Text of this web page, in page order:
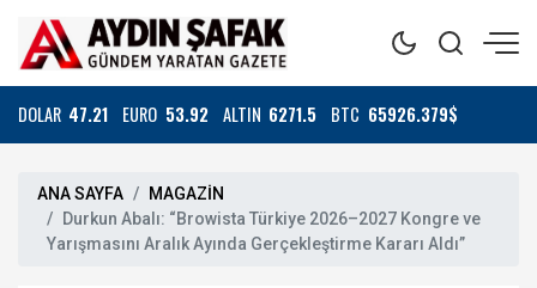
DOLAR 47.21 EURO 53.92 ALTIN 6271.5 BTC 65926.379$
ANA SAYFA
MAGAZİN
Durkun Abalı: “Browista Türkiye 2026–2027 Kongre ve
Yarışmasını Aralık Ayında Gerçekleştirme Kararı Aldı”